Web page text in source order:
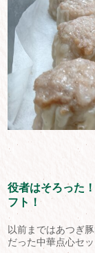
役者はそろった
フト！
以前まではあつぎ
だった中華点心セッ